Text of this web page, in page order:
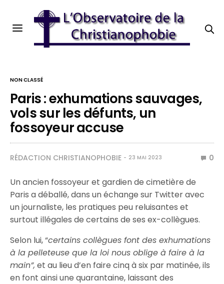
NON CLASSÉ
Paris : exhumations sauvages,
vols sur les défunts, un
fossoyeur accuse
RÉDACTION CHRISTIANOPHOBIE 23 MAI 2023 0
Un ancien fossoyeur et gardien de cimetière de
Paris a déballé, dans un échange sur Twitter avec
un journaliste, les pratiques peu reluisantes et
surtout illégales de certains de ses ex-collègues.
Selon lui, “certains collègues font des exhumations
à la pelleteuse que la loi nous oblige à faire à la
main”, et au lieu d’en faire cinq à six par matinée, ils
en font ainsi une quarantaine, laissant des